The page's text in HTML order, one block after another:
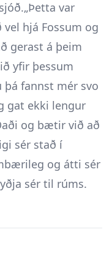
var
hjá Fossum og
gerast á þeim
yfir þessum
fannst mér svo
gat ekki lengur
og bætir við að
sér stað í
og átti sér
sér til rúms.